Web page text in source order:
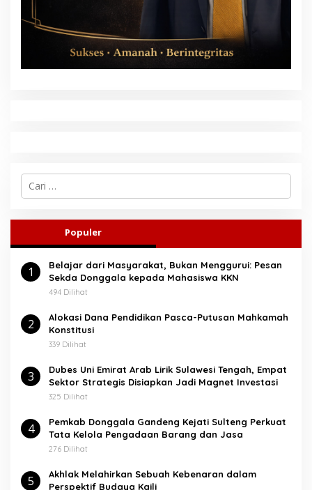
C
i
n
u
k
Populer
1
Belajar dari Masyarakat, Bukan Menggurui: Pesan
Sekda Donggala kepada Mahasiswa KKN
494 Dilihat
2
Alokasi Dana Pendidikan Pasca-Putusan Mahkamah
Konstitusi
339 Dilihat
3
Dubes Uni Emirat Arab Lirik Sulawesi Tengah, Empat
Sektor Strategis Disiapkan Jadi Magnet Investasi
325 Dilihat
4
Pemkab Donggala Gandeng Kejati Sulteng Perkuat
Tata Kelola Pengadaan Barang dan Jasa
276 Dilihat
5
Akhlak Melahirkan Sebuah Kebenaran dalam
Perspektif Budaya Kaili